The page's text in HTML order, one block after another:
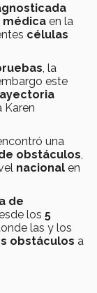
médica en la
células
, la
este
Karen
una
obstáculos
nacional en
de
los 5
las y los
obstáculos a